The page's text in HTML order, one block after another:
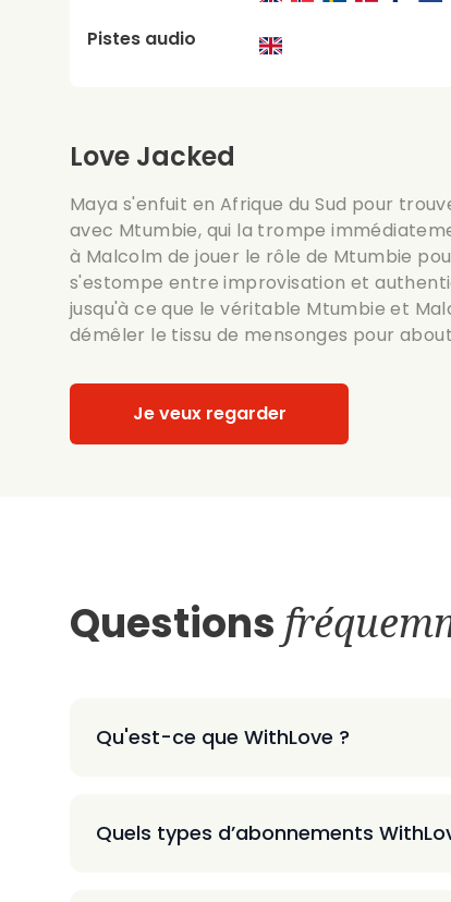
Pistes audio
Love Jacked
Maya s'enfuit en Afrique du Sud pour
avec Mtumbie, qui la trompe
à Malcolm de jouer le rôle de Mtumbie
s'estompe entre improvisation et
jusqu'à ce que le véritable Mtumbie et
démêler le tissu de mensonges pour
Je veux regarder
Questions
Qu'est-ce que WithLove ?
Quels types d’abonnements